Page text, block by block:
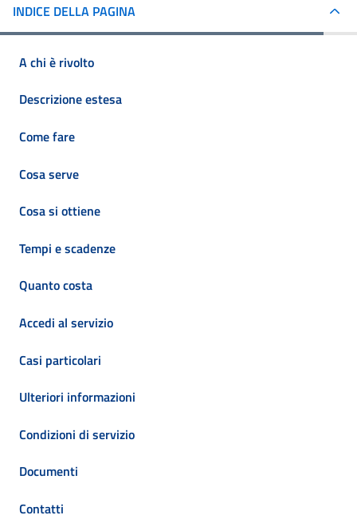
INDICE DELLA PAGINA
A chi è rivolto
Descrizione estesa
Come fare
Cosa serve
Cosa si ottiene
Tempi e scadenze
Quanto costa
Accedi al servizio
Casi particolari
Ulteriori informazioni
Condizioni di servizio
Documenti
Contatti